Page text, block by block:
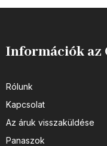
Információk az
Rólunk
Kapcsolat
Az áruk visszaküldése
Panaszok